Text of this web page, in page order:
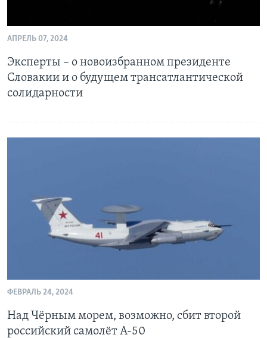
АПРЕЛЬ 07, 2024
Эксперты – о новоизбранном президенте
Словакии и о будущем трансатлантической
солидарности
ФЕВРАЛЬ 24, 2024
Над Чёрным морем, возможно, сбит второй
российский самолёт A-50